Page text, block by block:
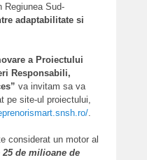
Regiunea Sud-
adaptabilitate si
a Proiectului
Responsabili,
va invitam sa va
pe site-ul proiectului,
.
considerat un motor al
25 de milioane de